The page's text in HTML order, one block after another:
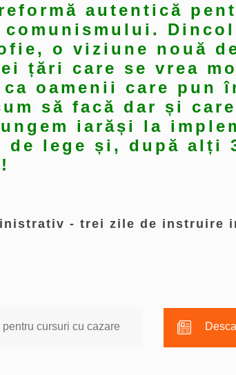
autentică
o viziune nouă
țări care se vrea
oamenii care pun
să facă dar și
iarăși la
lege și, după alți
- trei zile de instruire
cursuri cu cazare